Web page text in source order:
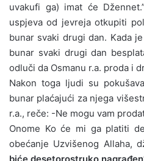
uvakufi ga) imat će
uspjeva od jevreja otkupiti
bunar svaki drugi dan. Kada
bunar svaki drugi dan
odluči da Osmanu r.a. proda i
Nakon toga ljudi su
bunar plaćajući za njega
r.a., reče: -Ne mogu vam
Onome Ko će mi ga platiti
obećanje Uzvišenog Allaha,
biće desetorostruko nagrađen